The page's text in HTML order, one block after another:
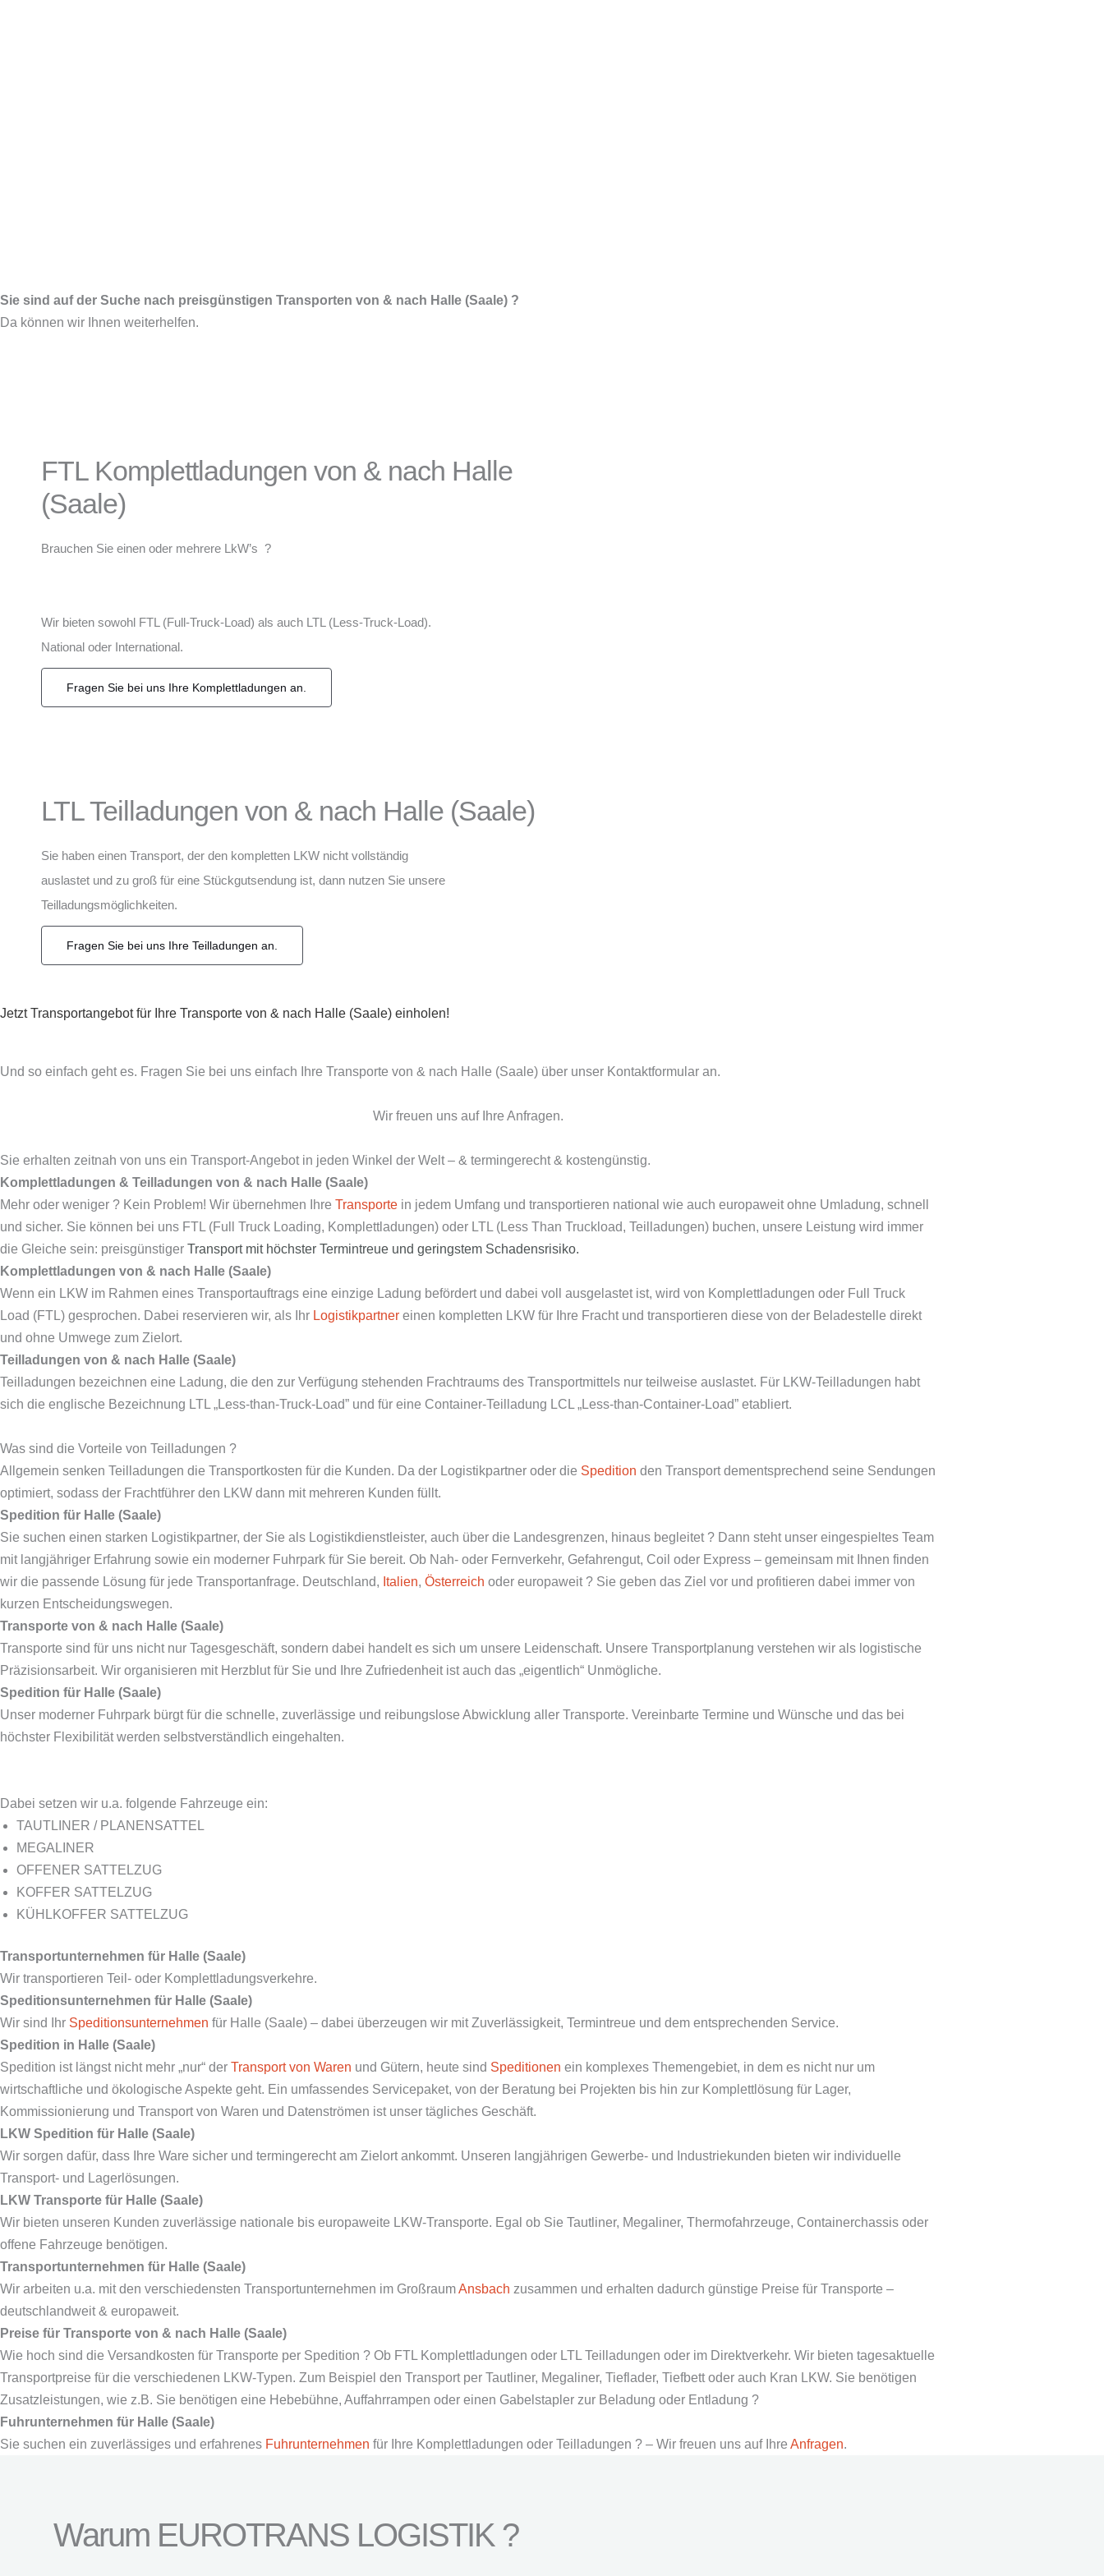
Sie sind auf der Suche nach preisgünstigen Transporten von & nach Halle (Saale) ?
Da können wir Ihnen weiterhelfen.
FTL Komplettladungen von & nach Halle
(Saale)
Brauchen Sie einen oder mehrere LkW’s ?
Wir bieten sowohl FTL (Full-Truck-Load) als auch LTL (Less-Truck-Load).
National oder International.
Fragen Sie bei uns Ihre Komplettladungen an.
LTL Teilladungen von & nach Halle (Saale)
Sie haben einen Transport, der den kompletten LKW nicht vollständig
auslastet und zu groß für eine Stückgutsendung ist, dann nutzen Sie unsere
Teilladungsmöglichkeiten.
Fragen Sie bei uns Ihre Teilladungen an.
Jetzt Transportangebot für Ihre Transporte von & nach Halle (Saale) einholen!
Und so einfach geht es. Fragen Sie bei uns einfach Ihre Transporte von & nach Halle (Saale) über unser Kontaktformular an.
Wir freuen uns auf Ihre Anfragen.
Sie erhalten zeitnah von uns ein Transport-Angebot in jeden Winkel der Welt – & termingerecht & kostengünstig.
Komplettladungen & Teilladungen von & nach Halle (Saale)
Mehr oder weniger ? Kein Problem! Wir übernehmen Ihre Transporte in jedem Umfang und transportieren national wie auch europaweit ohne Umladung, schnell
und sicher. Sie können bei uns FTL (Full Truck Loading, Komplettladungen) oder LTL (Less Than Truckload, Teilladungen) buchen, unsere Leistung wird immer
die Gleiche sein: preisgünstiger Transport mit höchster Termintreue und geringstem Schadensrisiko.
Komplettladungen von & nach Halle (Saale)
Wenn ein LKW im Rahmen eines Transportauftrags eine einzige Ladung befördert und dabei voll ausgelastet ist, wird von Komplettladungen oder Full Truck
Load (FTL) gesprochen. Dabei reservieren wir, als Ihr Logistikpartner einen kompletten LKW für Ihre Fracht und transportieren diese von der Beladestelle direkt
und ohne Umwege zum Zielort.
Teilladungen von & nach Halle (Saale)
Teilladungen bezeichnen eine Ladung, die den zur Verfügung stehenden Frachtraums des Transportmittels nur teilweise auslastet. Für LKW-Teilladungen habt
sich die englische Bezeichnung LTL „Less-than-Truck-Load” und für eine Container-Teilladung LCL „Less-than-Container-Load” etabliert.
Was sind die Vorteile von Teilladungen ?
Allgemein senken Teilladungen die Transportkosten für die Kunden. Da der Logistikpartner oder die Spedition den Transport dementsprechend seine Sendungen
optimiert, sodass der Frachtführer den LKW dann mit mehreren Kunden füllt.
Spedition für Halle (Saale)
Sie suchen einen starken Logistikpartner, der Sie als Logistikdienstleister, auch über die Landesgrenzen, hinaus begleitet ? Dann steht unser eingespieltes Team
mit langjähriger Erfahrung sowie ein moderner Fuhrpark für Sie bereit. Ob Nah- oder Fernverkehr, Gefahrengut, Coil oder Express – gemeinsam mit Ihnen finden
wir die passende Lösung für jede Transportanfrage. Deutschland, Italien, Österreich oder europaweit ? Sie geben das Ziel vor und profitieren dabei immer von
kurzen Entscheidungswegen.
Transporte von & nach Halle (Saale)
Transporte sind für uns nicht nur Tagesgeschäft, sondern dabei handelt es sich um unsere Leidenschaft. Unsere Transportplanung verstehen wir als logistische
Präzisionsarbeit. Wir organisieren mit Herzblut für Sie und Ihre Zufriedenheit ist auch das „eigentlich“ Unmögliche.
Spedition für Halle (Saale)
Unser moderner Fuhrpark bürgt für die schnelle, zuverlässige und reibungslose Abwicklung aller Transporte. Vereinbarte Termine und Wünsche und das bei
höchster Flexibilität werden selbstverständlich eingehalten.
Dabei setzen wir u.a. folgende Fahrzeuge ein:
TAUTLINER / PLANENSATTEL
MEGALINER
OFFENER SATTELZUG
KOFFER SATTELZUG
KÜHLKOFFER SATTELZUG
Transportunternehmen für Halle (Saale)
Wir transportieren Teil- oder Komplettladungsverkehre.
Speditionsunternehmen für Halle (Saale)
Wir sind Ihr Speditionsunternehmen für Halle (Saale) – dabei überzeugen wir mit Zuverlässigkeit, Termintreue und dem entsprechenden Service.
Spedition in Halle (Saale)
Spedition ist längst nicht mehr „nur“ der Transport von Waren und Gütern, heute sind Speditionen ein komplexes Themengebiet, in dem es nicht nur um
wirtschaftliche und ökologische Aspekte geht. Ein umfassendes Servicepaket, von der Beratung bei Projekten bis hin zur Komplettlösung für Lager,
Kommissionierung und Transport von Waren und Datenströmen ist unser tägliches Geschäft.
LKW Spedition für Halle (Saale)
Wir sorgen dafür, dass Ihre Ware sicher und termingerecht am Zielort ankommt. Unseren langjährigen Gewerbe- und Industriekunden bieten wir individuelle
Transport- und Lagerlösungen.
LKW Transporte für Halle (Saale)
Wir bieten unseren Kunden zuverlässige nationale bis europaweite LKW-Transporte. Egal ob Sie Tautliner, Megaliner, Thermofahrzeuge, Containerchassis oder
offene Fahrzeuge benötigen.
Transportunternehmen für Halle (Saale)
Wir arbeiten u.a. mit den verschiedensten Transportunternehmen im GroßraumAnsbach zusammen und erhalten dadurch günstige Preise für Transporte –
deutschlandweit & europaweit.
Preise für Transporte von & nach Halle (Saale)
Wie hoch sind die Versandkosten für Transporte per Spedition ? Ob FTL Komplettladungen oder LTL Teilladungen oder im Direktverkehr. Wir bieten tagesaktuelle
Transportpreise für die verschiedenen LKW-Typen. Zum Beispiel den Transport per Tautliner, Megaliner, Tieflader, Tiefbett oder auch Kran LKW. Sie benötigen
Zusatzleistungen, wie z.B. Sie benötigen eine Hebebühne, Auffahrrampen oder einen Gabelstapler zur Beladung oder Entladung ?
Fuhrunternehmen für Halle (Saale)
Sie suchen ein zuverlässiges und erfahrenes Fuhrunternehmen für Ihre Komplettladungen oder Teilladungen ? – Wir freuen uns auf Ihre Anfragen.
Warum EUROTRANS LOGISTIK ?